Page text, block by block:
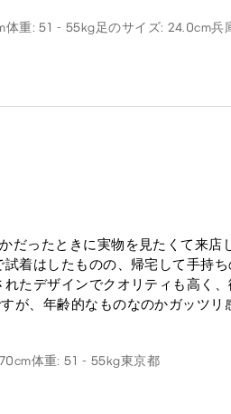
体重: 51 - 55kg足のサイズ: 24.0cm兵
だったときに実物を見たくて来店
着はしたものの、帰宅して手持
たデザインでクオリティも高く
が、年齢的なものなのかガッツ
体重: 51 - 55kg東京都